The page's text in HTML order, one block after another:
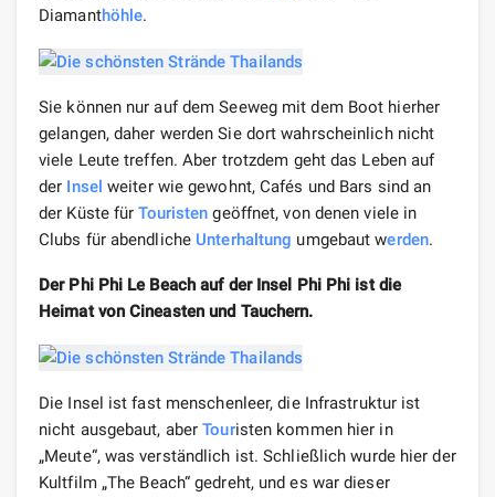
Diamanthöhle.
Sie können nur auf dem Seeweg mit dem Boot hierher
gelangen, daher werden Sie dort wahrscheinlich nicht
viele Leute treffen. Aber trotzdem geht das Leben auf
der Insel weiter wie gewohnt, Cafés und Bars sind an
der Küste fürTouristen geöffnet, von denen viele in
Clubs für abendliche Unterhaltung umgebaut werden.
Der Phi Phi Le Beach auf der Insel Phi Phi ist die
Heimat von Cineasten und Tauchern.
Die Insel ist fast menschenleer, die Infrastruktur ist
nicht ausgebaut, aberTouristen kommen hier in
„Meute“, was verständlich ist. Schließlich wurde hier der
Kultfilm „The Beach“ gedreht, und es war dieser